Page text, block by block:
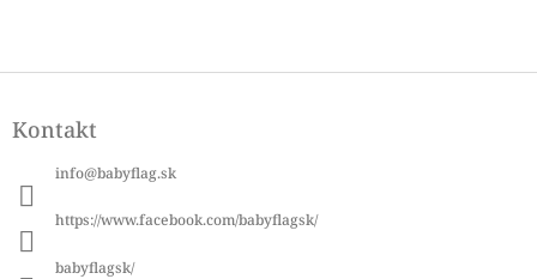
pKontakt
info@babyflag.sk
https://www.facebook.com/babyflagsk/
babyflagsk/